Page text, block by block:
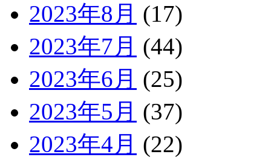
2023年8月 (17)
2023年7月 (44)
2023年6月 (25)
2023年5月 (37)
2023年4月 (22)